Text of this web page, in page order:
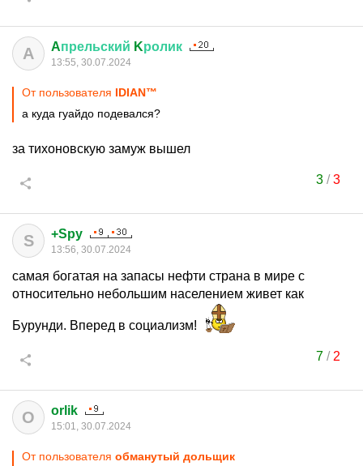
A Aпрельский Kролик
13:55, 30.07.2024
От пользователя IDIАN™
а куда гуайдо подевался?
за тихоновскую замуж вышел
3/3
S +Spy
13:56, 30.07.2024
самая богатая на запасы нефти страна в мире с
относительно небольшим населением живет как
Бурунди. Вперед в социализм!
7/ 2
O orlik
15:01, 30.07.2024
От пользователя обманутый дольщик